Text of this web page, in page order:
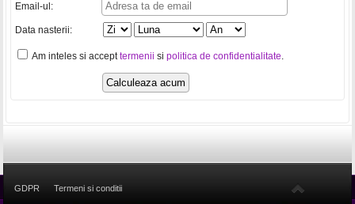
Email-ul:
Data nasterii:
Am inteles si accepttermenii si politica de confidentialitate.
GDPR Termeni si conditii